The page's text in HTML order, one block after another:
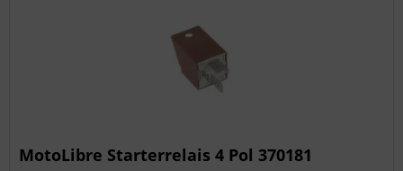
MotoLibre Starterrelais 4 Pol 370181